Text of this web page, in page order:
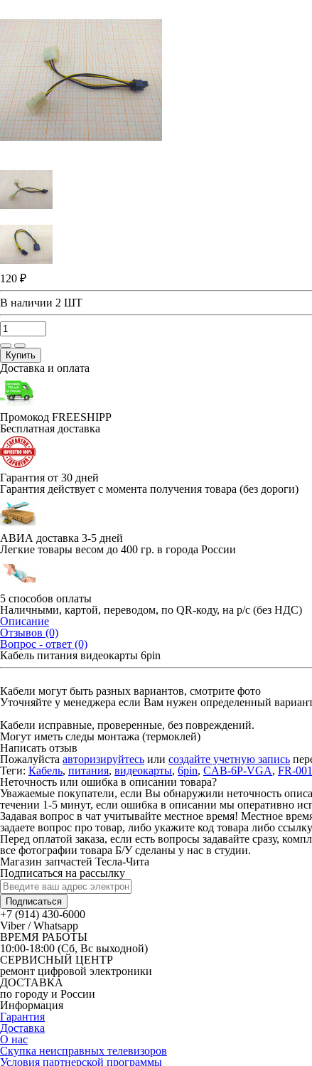
120 ₽
В наличии 2 ШТ
Купить
Доставка и оплата
Промокод FREESHIPP
Бесплатная доставка
Гарантия от 30 дней
Гарантия действует с момента получения товара (без дороги)
АВИА доставка 3-5 дней
Легкие товары весом до 400 гр. в города России
5 способов оплаты
Наличными, картой, переводом, по QR-коду, на р/с (без НДС)
Описание
Отзывов (0)
Вопрос - ответ (0)
Кабель питания видеокарты 6pin
Кабели могут быть разных вариантов, смотрите фото
Уточняйте у менеджера если Вам нужен определенный
Кабели исправные, проверенные, без повреждений.
Могут иметь следы монтажа (термоклей)
Написать отзыв
Пожалуйста авторизируйтесь или создайте учетную запись
Теги: Кабель, питания, видеокарты, 6pin, CAB-6P-VGA, FR-
Неточность или ошибка в описании товара?
Уважаемые покупатели, если Вы обнаружили неточность
течении 1-5 минут, если ошибка в описании мы оперативно
Задавая вопрос в чат учитывайте местное время! Местное
задаете вопрос про товар, либо укажите код товара либо
Перед оплатой заказа, если есть вопросы задавайте сразу,
все фотографии товара Б/У сделаны у нас в студии.
Магазин запчастей Тесла-Чита
Подписаться на рассылку
Подписаться
+7 (914) 430-6000
Viber / Whatsapp
ВРЕМЯ РАБОТЫ
10:00-18:00 (Сб, Вс выходной)
СЕРВИСНЫЙ ЦЕНТР
ремонт цифровой электроники
ДОСТАВКА
по городу и России
Информация
Гарантия
Доставка
О нас
Скупка неисправных телевизоров
Условия партнерской программы